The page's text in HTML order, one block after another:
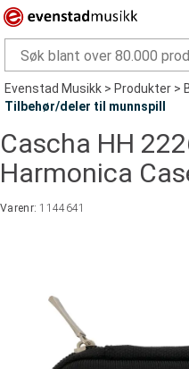
Evenstad Musikk>Produkter>
Tilbehør/deler til munnspill
Cascha HH
Harmonica
Varenr:1144641